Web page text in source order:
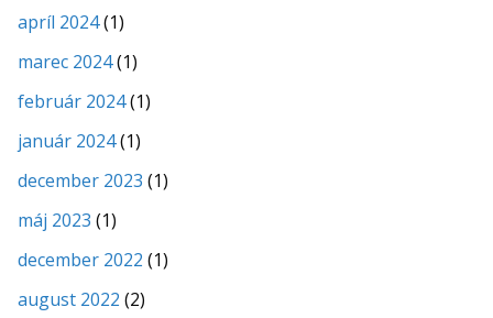
apríl 2024(1)
marec 2024(1)
február 2024(1)
január 2024(1)
december 2023 (1)
máj 2023 (1)
december 2022 (1)
august 2022 (2)